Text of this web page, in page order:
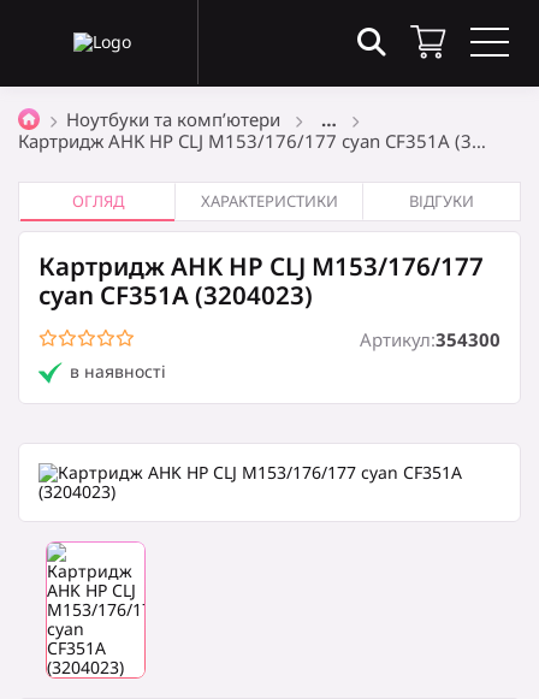
Товари в кошику(0)
Кошик порожній
0₴
Оформити замовлення
Ноутбуки та комп’ютери
…
Картридж AHK HP CLJ M153/176/177 cyan CF351A (3…
ОГЛЯД ХАРАКТЕРИСТИКИ ВІДГУКИ
Картридж AHK HP CLJ M153/176/177
cyan CF351A (3204023)
в наявності
Артикул:354300